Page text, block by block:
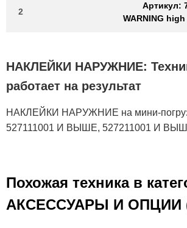
2
Артикул:
WARNING
НАКЛЕЙКИ НАРУЖНИЕ:
работает на результат
НАКЛЕЙКИ НАРУЖНИЕ на мини-
527111001 И ВЫШЕ, 527211001 И
Похожая техника в
АКСЕСCУАРЫ И ОПЦИИ